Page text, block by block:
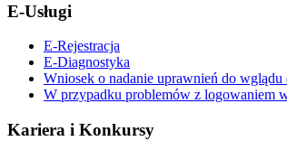
E-Usługi
E-Rejestracja
E-Diagnostyka
Wniosek o nadanie uprawnień do
W przypadku problemów z logowaniem
Kariera i Konkursy